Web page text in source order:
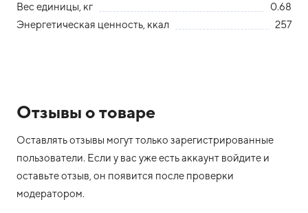
Вес единицы, кг
0.68
Энергетическая ценность, ккал
257
Отзывы о товаре
Оставлять отзывы могут только зарегистрированные
пользователи. Если у вас уже есть аккаунт войдите и
оставьте отзыв, он появится после проверки
модератором.